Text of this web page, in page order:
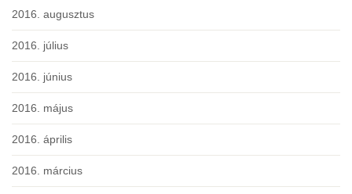
2016. augusztus
2016. július
2016. június
2016. május
2016. április
2016. március